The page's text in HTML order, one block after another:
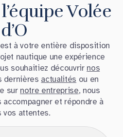
Volée
d’O
est à votre entière disposition
nautique une expérience
souhaitiez découvrir nos
dernières actualités ou en
sur notre entreprise, nous
accompagner et répondre à
vos attentes.